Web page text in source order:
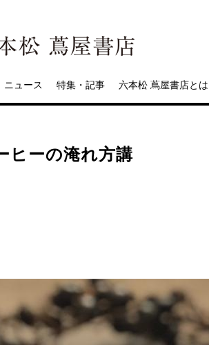
ニュース 特集・記事 六本松 蔦屋書店とは
ヒーの淹れ方講